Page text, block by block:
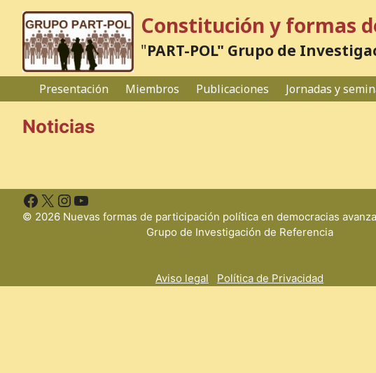
Saltar
contenido
Constitución y formas
"PART-POL" Grupo de
Presentación Miembros Publicaciones Jornadas y
Noticias
Facebook
X Instagram
YouTube
© 2026 Nuevas formas de participación política en democracias
Grupo de Investigación de Referencia
Aviso legal Política de Privacidad